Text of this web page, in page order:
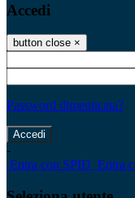
Accedi
button close ×
Password dimenticata?
-
Entra con SPID Entra